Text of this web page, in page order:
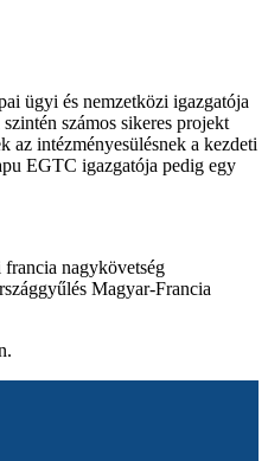
ügyi és nemzetközi igazgatója
számos sikeres projekt
az intézményesülésnek a kezdeti
EGTC igazgatója pedig egy
francia nagykövetség
Magyar-Francia